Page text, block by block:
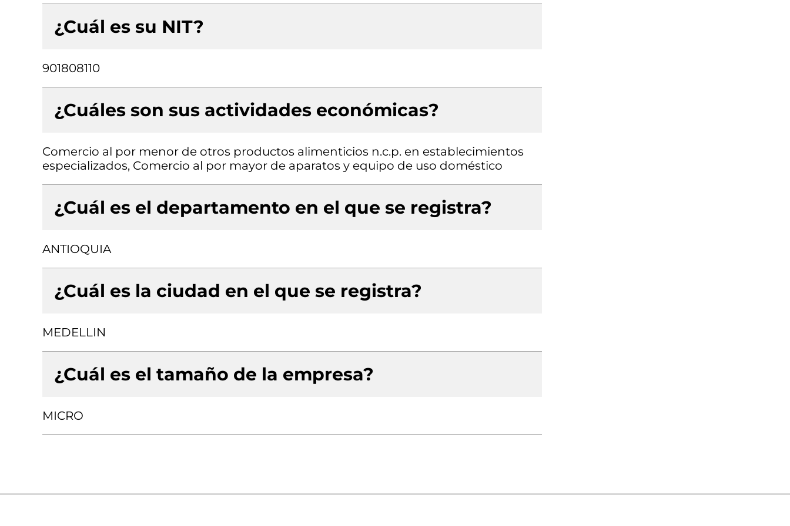
¿Cuál es su NIT?
901808110
¿Cuáles son sus actividades económicas?
Comercio al por menor de otros productos alimenticios n.c.p. en establecimientos
especializados, Comercio al por mayor de aparatos y equipo de uso doméstico
¿Cuál es el departamento en el que se registra?
ANTIOQUIA
¿Cuál es la ciudad en el que se registra?
MEDELLIN
¿Cuál es el tamaño de la empresa?
MICRO